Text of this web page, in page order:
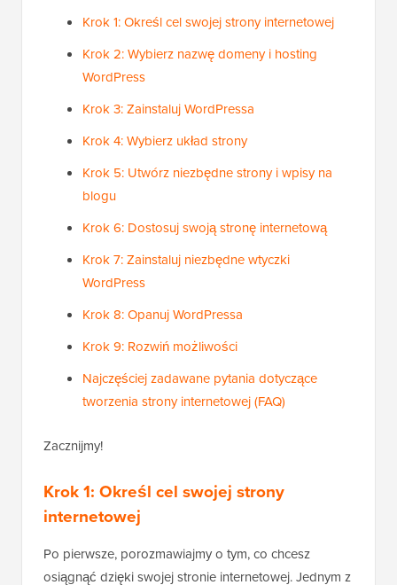
Krok 1: Określ cel swojej strony internetowej
Krok 2: Wybierz nazwę domeny i hosting
WordPress
Krok 3: Zainstaluj WordPressa
Krok 4: Wybierz układ strony
Krok 5: Utwórz niezbędne strony i wpisy na
blogu
Krok 6: Dostosuj swoją stronę internetową
Krok 7: Zainstaluj niezbędne wtyczki
WordPress
Krok 8: Opanuj WordPressa
Krok 9: Rozwiń możliwości
Najczęściej zadawane pytania dotyczące
tworzenia strony internetowej (FAQ)
Zacznijmy!
Krok 1: Określ cel swojej strony
internetowej
Po pierwsze, porozmawiajmy o tym, co chcesz
osiągnąć dzięki swojej stronie internetowej. Jednym z